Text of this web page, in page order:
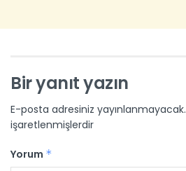
Bir yanıt yazın
E-posta adresiniz yayınlanmayacak.
işaretlenmişlerdir
Yorum *